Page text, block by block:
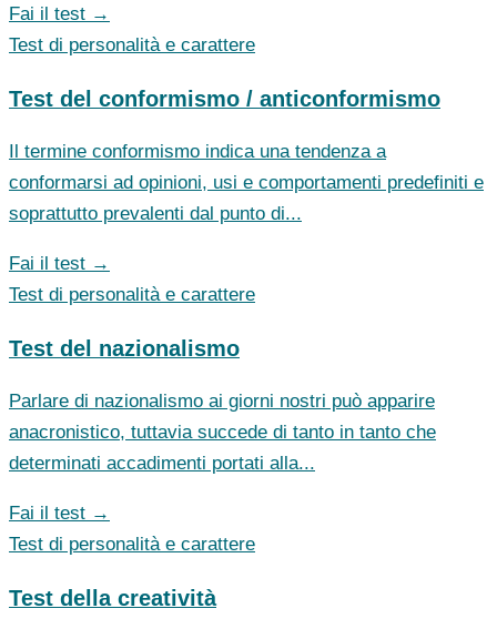
Fai il test →
Test di personalità e carattere
Test del conformismo / anticonformismo
Il termine conformismo indica una tendenza a
conformarsi ad opinioni, usi e comportamenti predefiniti e
soprattutto prevalenti dal punto di...
Fai il test →
Test di personalità e carattere
Test del nazionalismo
Parlare di nazionalismo ai giorni nostri può apparire
anacronistico, tuttavia succede di tanto in tanto che
determinati accadimenti portati alla...
Fai il test →
Test di personalità e carattere
Test della creatività